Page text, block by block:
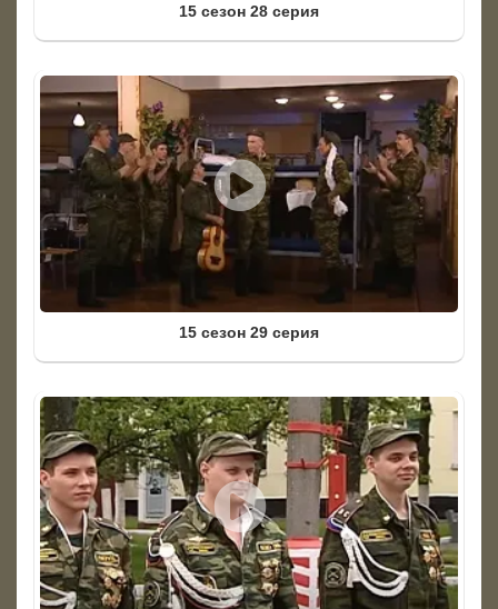
15 сезон 28 серия
15 сезон 29 серия